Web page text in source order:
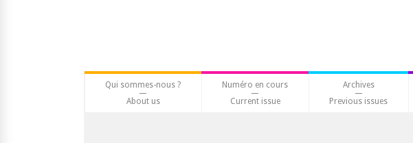
Qui sommes-nous ?
About us
Numéro en cours
Current issue
Archives
Previous issues